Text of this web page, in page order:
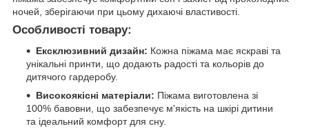
ночей, зберігаючи при цьому дихаючі властивості.
Особливості товару:
Ексклюзивний дизайн: Кожна піжама має яскраві та
унікальні принти, що додають радості та кольорів до
дитячого гардеробу.
Високоякісні матеріали: Піжама виготовлена зі
100% бавовни, що забезпечує м'якість на шкірі дитини
та ідеальний комфорт для сну.